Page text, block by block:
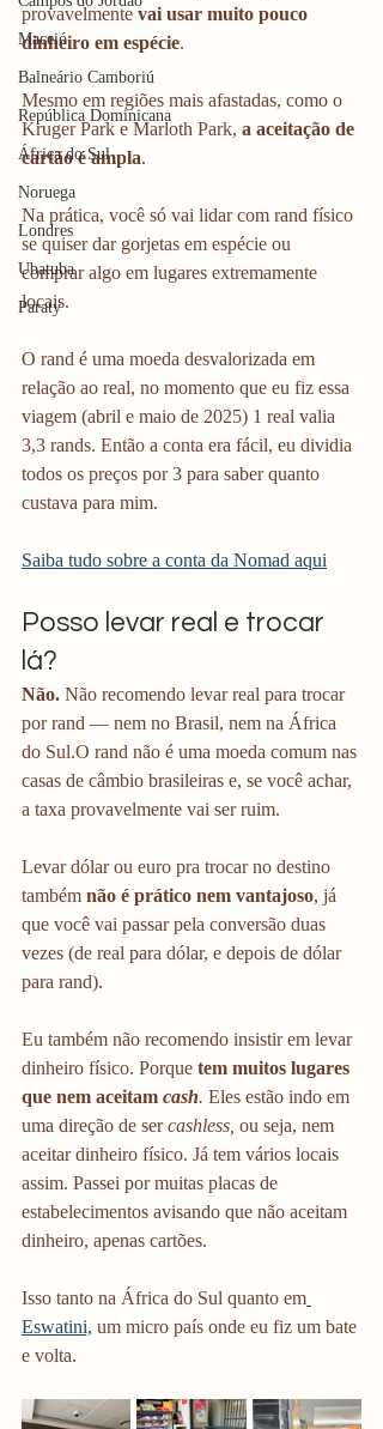
Maceió
Balneário Camboriú
República Dominicana
África do Sul
Noruega
Londres
Ubatuba
Paraty
provavelmente vai usar muito pouco
dinheiro em espécie.
Mesmo em regiões mais afastadas, como o
Kruger Park e Marloth Park, a aceitação de
cartão é ampla.
Na prática, você só vai lidar com rand físico
se quiser dar gorjetas em espécie ou
comprar algo em lugares extremamente
locais.
O rand é uma moeda desvalorizada em
relação ao real, no momento que eu fiz essa
viagem (abril e maio de 2025) 1 real valia
3,3 rands. Então a conta era fácil, eu dividia
todos os preços por 3 para saber quanto
custava para mim.
Saiba tudo sobre a conta da Nomad aqui
Posso levar real e trocar
lá?
Não. Não recomendo levar real para trocar
por rand — nem no Brasil, nem na África
do Sul.O rand não é uma moeda comum nas
casas de câmbio brasileiras e, se você achar,
a taxa provavelmente vai ser ruim.
Levar dólar ou euro pra trocar no destino
também não é prático nem vantajoso, já
que você vai passar pela conversão duas
vezes (de real para dólar, e depois de dólar
para rand).
Eu também não recomendo insistir em levar
dinheiro físico. Porque tem muitos lugares
que nem aceitam cash. Eles estão indo em
uma direção de ser cashless, ou seja, nem
aceitar dinheiro físico. Já tem vários locais
assim. Passei por muitas placas de
estabelecimentos avisando que não aceitam
dinheiro, apenas cartões.
Isso tanto na África do Sul quanto em
Eswatini, um micro país onde eu fiz um bate
e volta.